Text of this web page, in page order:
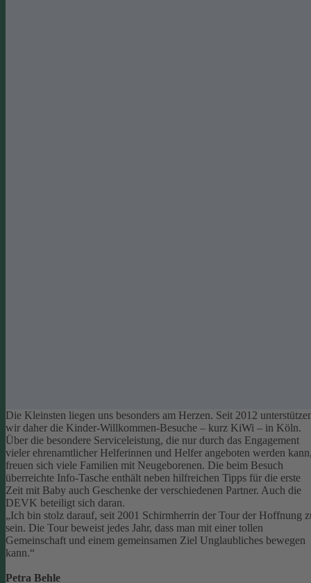
Die Kleinsten liegen uns besonders am Herzen. Seit 2012
wir daher die Kinder-Willkommen-Besuche – kurz KiWi – in Köln.
Über die besondere Serviceleistung, die nur durch das Engagement
vieler ehrenamtlicher Helferinnen und Helfer angeboten werden
freuen sich viele Familien mit Neugeborenen. Die beim Besuch
überreichte Info-Tasche enthält neben hilfreichen Tipps für die erste
Zeit mit Baby auch Geschenke der verschiedenen Partner. Auch die
DEVK beteiligt sich daran.
„Ich bin stolz darauf, seit 2001 Schirmherrin der Tour der Hoffnung
sein. Die Tour beweist jedes Jahr, dass man mit einer tollen
Gemeinschaft und einem gemeinsamen Ziel Unglaubliches bewegen
kann.“
Petra Behle